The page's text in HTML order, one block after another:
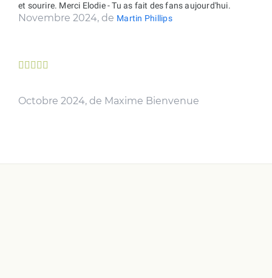
et sourire. Merci Elodie - Tu as fait des fans aujourd'hui.
Novembre 2024, de Martin Phillips
    
Octobre 2024, de Maxime Bienvenue